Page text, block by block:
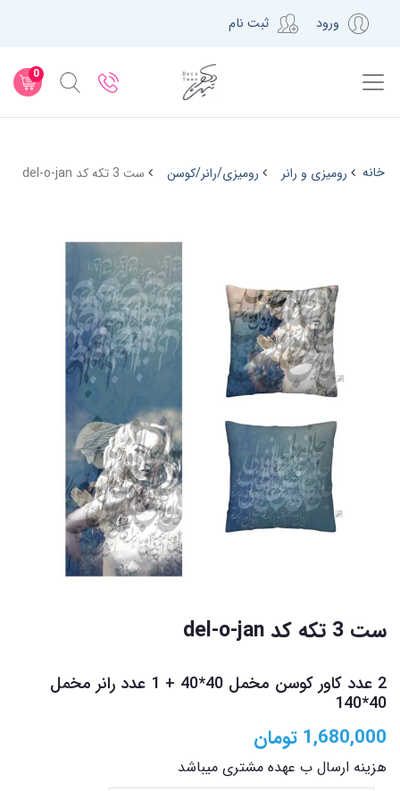
ورود ثبت نام
0
خانه رومیزی و رانر رومیزی/رانر/کوسن ست 3 تکه کد del-o-jan
ست 3 تکه کد del-o-jan
2 عدد کاور کوسن مخمل 40*40 + 1 عدد رانر مخمل
40*140
1,680,000 تومان
هزینه ارسال ب عهده مشتری میباشد